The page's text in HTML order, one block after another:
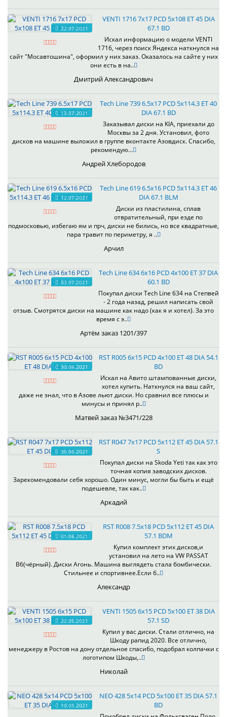
22.07.2021
VENTI 1716 7x17 PCD 5x108 ET 45 DIA
67.1 BD
Искал информацию о модели VENTI
1716, через поиск Яндекса наткнулся на
сайт "Мосавтошина", оформил у них заказ. Оказалось на сайте у них
они есть в на..
Дмитрий Александрович
13.07.2021
Tech Line 739 6.5x17 PCD 5x114.3 ET 40
DIA 67.1 BD
Заказывал диски на KIA, приехали до
Москвы за 2 дня. Установил, фото
дисков на машине выложил в группе вконтакте Азовдиск. Спасибо,
рекомендую...
Андрей Хлебородов
12.07.2021
Tech Line 619 6.5x16 PCD 5x114.3 ET 46
DIA 67.1 BLM
Диски из пластилина, сплав
отвратительный, при езде по
подмосковью, избегаю ям и прч, диски не бились, но все квадратные,
пара травит по периметру, я ..
Арчил
03.07.2021
Tech Line 634 6x16 PCD 4x100 ET 37 DIA
60.1 BD
Покупал диски Tech Line 634 на Степвей
- 2 года назад, решил написать свой
отзыв. Смотрятся диски на машине как надо (как я и хотел). За это
время с э..
Артём заказ 1201/397
30.06.2021
RST R005 6x15 PCD 4x100 ET 48 DIA 54.1
BD
Искал на Авито штампованные диски,
хотел купить. Наткнулся на ваш сайт,
даже не знал, что в Азове льют диски. Но сравнил все плюсы и
минусы и принял р..
Матвей заказ №3471/228
30.06.2021
RST R047 7x17 PCD 5x112 ET 45 DIA 57.1
S
Покупал диски на Skoda Yeti так как это
точная копия заводских дисков.
Зарекомендовали себя хорошо. Один минус, могли бы быть и ещё
подешевле, так как..
Аркадий
01.06.2021
RST R008 7.5x18 PCD 5x112 ET 45 DIA
57.1 BDM
Купил комплект этих дисков,и
установил на лето на VW PASSAT
B6(чёрный). Диски Агонь. Машина выглядеть стала бомбически.
Стильнее и спортивнее.Если б..
Александр
22.05.2021
VENTI 1505 6x15 PCD 5x100 ET 38 DIA
57.1 SD
Купил у вас диски. Стали отлично, на
Шкоду рапид 2020. Все отлично,
менеджеру в Ростов на дону отдельное спасибо, подобрал колпачки с
логотипом Шкоды,..
Николай
10.05.2021
NEO 428 5x14 PCD 5x100 ET 35 DIA 57.1
BD